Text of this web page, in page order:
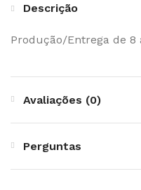
Descrição
Produção/Entrega de 8
Avaliações (0)
Perguntas